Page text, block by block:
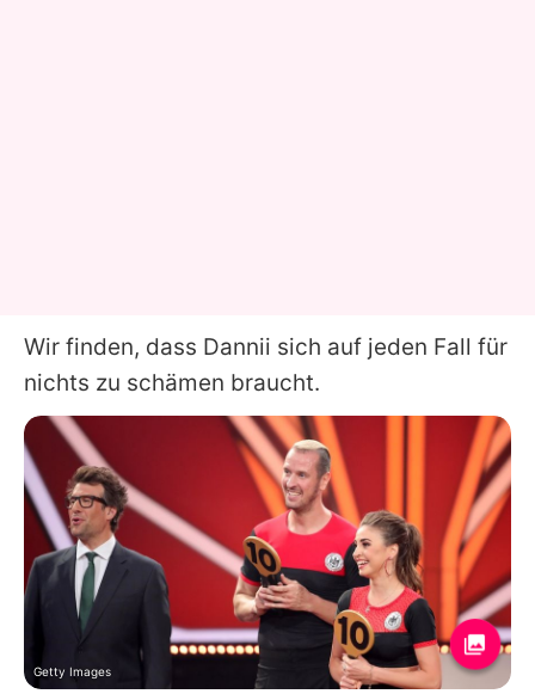
Wir finden, dass Dannii sich auf jeden Fall für
nichts zu schämen braucht.
Getty Images